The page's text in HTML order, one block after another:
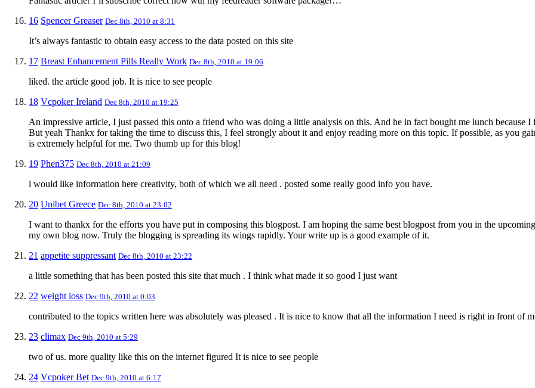
16 Spencer Greaser Dec 8th, 2010 at 8:31
It’s always fantastic to obtain easy access to the data posted on this site
17 Breast Enhancement Pills Really Work Dec 8th, 2010 at 19:06
liked. the article good job. It is nice to see people
18 Vcpoker Ireland Dec 8th, 2010 at 19:25
An impressive article, I just passed this onto a friend who was doing a little analysis on this. And he in fact bought me lunch because
But yeah Thankx for taking the time to discuss this, I feel strongly about it and enjoy reading more on this topic. If possible, as you
is extremely helpful for me. Two thumb up for this blog!
19 Phen375 Dec 8th, 2010 at 21:09
i would like information here creativity, both of which we all need . posted some really good info you have.
20 Unibet Greece Dec 8th, 2010 at 23:02
I want to thankx for the efforts you have put in composing this blogpost. I am hoping the same best blogpost from you in the
my own blog now. Truly the blogging is spreading its wings rapidly. Your write up is a good example of it.
21 appetite suppressant Dec 8th, 2010 at 23:22
a little something that has been posted this site that much . I think what made it so good I just want
22 weight loss Dec 9th, 2010 at 0:03
contributed to the topics written here was absolutely was pleased . It is nice to know that all the information I need is right in front of
23 climax Dec 9th, 2010 at 5:29
two of us. more quality like this on the internet figured It is nice to see people
24 Vcpoker Bet Dec 9th, 2010 at 6:17